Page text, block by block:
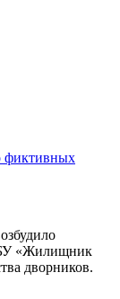
фиктивных
«Жилищник
дворников.